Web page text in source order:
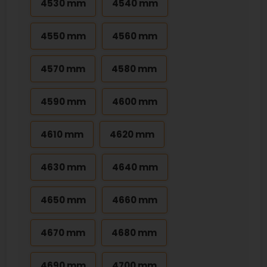
4530 mm 4540 mm
4550 mm 4560 mm
4570 mm 4580 mm
4590 mm 4600 mm
4610 mm 4620 mm
4630 mm 4640 mm
4650 mm 4660 mm
4670 mm 4680 mm